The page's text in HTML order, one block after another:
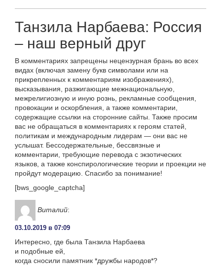
Танзила Нарбаева: Россия
– наш верный друг
В комментариях запрещены нецензурная брань во всех
видах (включая замену букв символами или на
прикрепленных к комментариям изображениях),
высказывания, разжигающие межнациональную,
межрелигиозную и иную рознь, рекламные сообщения,
провокации и оскорбления, а также комментарии,
содержащие ссылки на сторонние сайты. Также просим
вас не обращаться в комментариях к героям статей,
политикам и международным лидерам — они вас не
услышат. Бессодержательные, бессвязные и
комментарии, требующие перевода с экзотических
языков, а также конспирологические теории и проекции не
пройдут модерацию. Спасибо за понимание!
[bws_google_captcha]
Виталий:
03.10.2019 в 07:09
Интересно, где была Танзила Нарбаева
и подобные ей,
когда сносили памятник *дружбы народов*?